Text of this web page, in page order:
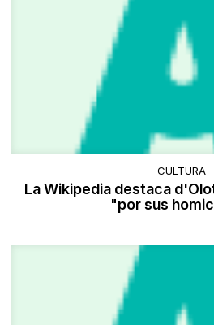
CULTURA
La Wikipedia destaca
"por sus